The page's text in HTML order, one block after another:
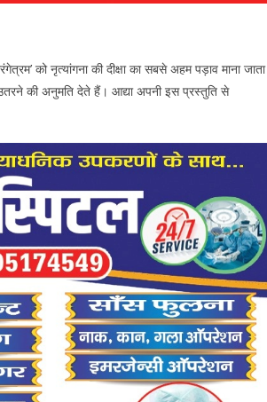
को नृत्यांगना की दीक्षा का सबसे अहम पड़ाव माना जाता
की अनुमति देते हैं। आद्या अपनी इस प्रस्तुति से